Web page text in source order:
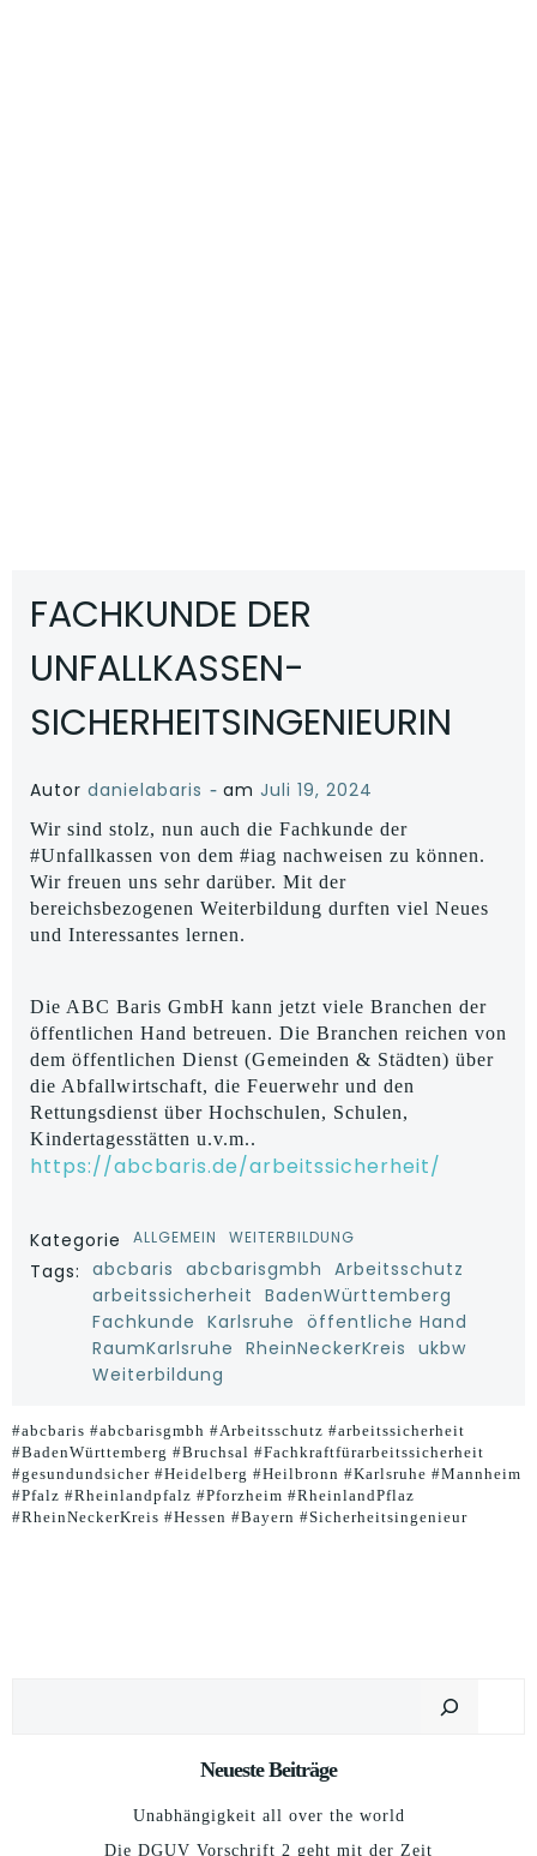
FACHKUNDE DER
UNFALLKASSEN-
SICHERHEITSINGENIEURIN
Autor danielabaris - am Juli 19, 2024
Wir sind stolz, nun auch die Fachkunde der
#Unfallkassen von dem #iag nachweisen zu können.
Wir freuen uns sehr darüber. Mit der
bereichsbezogenen Weiterbildung durften viel Neues
und Interessantes lernen.
Die ABC Baris GmbH kann jetzt viele Branchen der
öffentlichen Hand betreuen. Die Branchen reichen von
dem öffentlichen Dienst (Gemeinden & Städten) über
die Abfallwirtschaft, die Feuerwehr und den
Rettungsdienst über Hochschulen, Schulen,
Kindertagesstätten u.v.m..
https://abcbaris.de/arbeitssicherheit/
Kategorie ALLGEMEIN WEITERBILDUNG
Tags: abcbaris abcbarisgmbh Arbeitsschutz
arbeitssicherheit BadenWürttemberg
Fachkunde Karlsruhe öffentliche Hand
RaumKarlsruhe RheinNeckerKreis ukbw
Weiterbildung
#abcbaris #abcbarisgmbh #Arbeitsschutz #arbeitssicherheit
#BadenWürttemberg #Bruchsal #Fachkraftfürarbeitssicherheit
#gesundundsicher #Heidelberg #Heilbronn #Karlsruhe #Mannheim
#Pfalz #Rheinlandpfalz #Pforzheim #RheinlandPflaz
#RheinNeckerKreis #Hessen #Bayern #Sicherheitsingenieur
Neueste Beiträge
Unabhängigkeit all over the world
Die DGUV Vorschrift 2 geht mit der Zeit